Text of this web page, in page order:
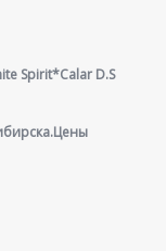
Spirit*Calar D.S